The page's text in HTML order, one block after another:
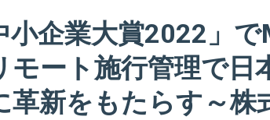
小企業大賞2022」
モート施行管理で日
革新をもたらす～株